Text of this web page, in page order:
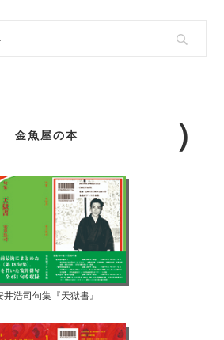
金魚屋の本
井浩司句集『天獄書』